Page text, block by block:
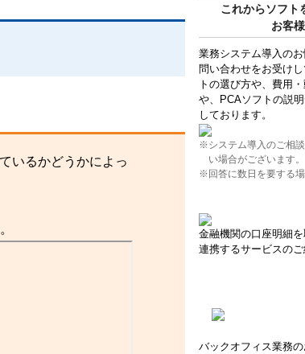
これからソフト
お客
業務システム導入の
問い合わせをお受け
トの選び方や、費用
や、PCAソフトの説
しております。
※システム導入のご相
い場合がございます。
※回答に数日を要する場
金融機関の口座明細
連携するサービスの
バックオフィス業務
いるかどうかによっ